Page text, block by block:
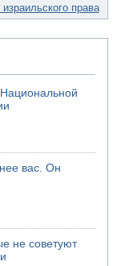
права
вас. Он
не советуют